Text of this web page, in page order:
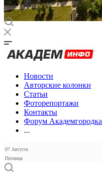
Новости
Авторские колонки
Статьи
Фоторепортажи
Контакты
Форум Академгородка
...
07 Августа
Пятница